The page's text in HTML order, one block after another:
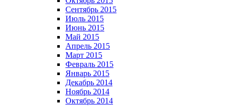
Сентябрь 2015
Июль 2015
Июнь 2015
Май 2015
Апрель 2015
Март 2015
Февраль 2015
Январь 2015
Декабрь 2014
Ноябрь 2014
Октябрь 2014